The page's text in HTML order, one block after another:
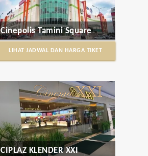
Cinepolis Tamini Square
LIHAT JADWAL DAN HARGA TIKET
CIPLAZ KLENDER XXI